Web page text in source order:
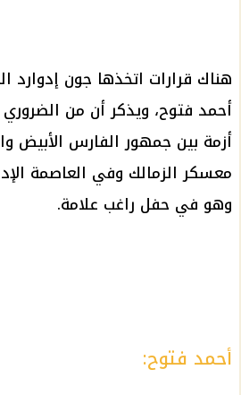
هناك قرارات اتخذها جون إدوارد
أحمد فتوح، ويذكر أن من
أزمة بين جمهور الفارس الأبيض
معسكر الزمالك وفي العاصمة
وهو في حفل راغب علامة.
أحمد فتوح: